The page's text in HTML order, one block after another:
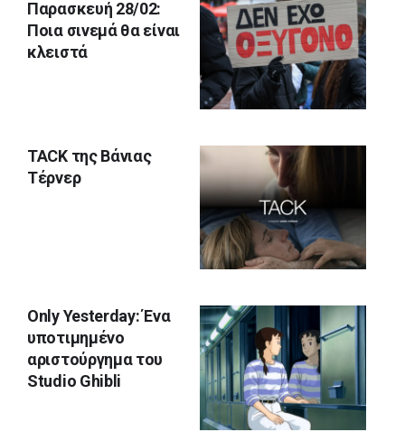
Παρασκευή 28/02:
Ποια σινεμά θα είναι
κλειστά
TACK της Βάνιας
Τέρνερ
Only Yesterday: Ένα
υποτιμημένο
αριστούργημα του
Studio Ghibli